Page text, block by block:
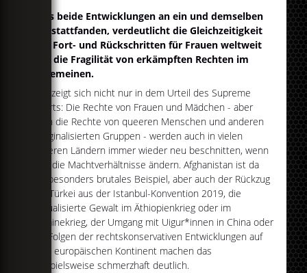
Dass beide Entwicklungen an ein und demselben
Tag stattfanden, verdeutlicht die Gleichzeitigkeit
von Fort- und Rückschritten für Frauen weltweit
und die Fragilität von erkämpften Rechten im
Allgemeinen.
Das zeigt sich nicht nur in dem Urteil des Supreme
Courts: Die Rechte von Frauen und Mädchen - aber
auch die Rechte von queeren Menschen und anderen
marginalisierten Gruppen - werden auch in vielen
anderen Ländern immer wieder neu beschnitten, wenn
sich die Machtverhältnisse ändern. Afghanistan ist da
ein besonders brutales Beispiel, aber auch der Rückzug
der Türkei aus der Istanbul-Konvention 2019, die
sexualisierte Gewalt im Äthiopienkrieg oder im
Ukrainekrieg, der Umgang mit Uigur*innen in China oder
die Folgen der rechtskonservativen Entwicklungen auf
dem europäischen Kontinent machen das
beispielsweise schmerzhaft deutlich.